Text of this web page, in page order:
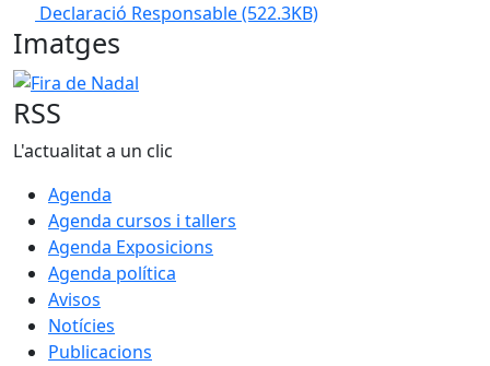
Declaració Responsable(522.3KB)
Imatges
Fira de Nadal
RSS
L'actualitat a un clic
Agenda
Agenda cursos i tallers
Agenda Exposicions
Agenda política
Avisos
Notícies
Publicacions